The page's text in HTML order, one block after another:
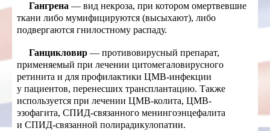
Гангрена — вид некроза, при котором омертвевшие
ткани либо мумифицируются (высыхают), либо
подвергаются гнилостному распаду.
Ганцикловир — противовирусный препарат,
применяемый при лечении цитомегаловирусного
ретинита и для профилактики ЦМВ-инфекции
у пациентов, перенесших трансплантацию. Также
используется при лечении ЦМВ-колита, ЦМВ-
эзофагита, СПИД-связанного менингоэнцефалита
и СПИД-связанной полирадикулопатии.